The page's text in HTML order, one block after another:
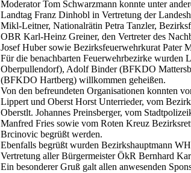
Moderator Tom Schwarzmann konnte unter
Landtag Franz Dinhobl in Vertretung der
Mikl-Leitner, Nationalrätin Petra Tanzler,
OBR Karl-Heinz Greiner, den Vertreter des
Josef Huber sowie Bezirksfeuerwehrkurat Pater
Für die benachbarten Feuerwehrbezirke
Oberpullendorf), Adolf Binder (BFKDO
(BFKDO Hartberg) willkommen geheißen.
Von den befreundeten Organisationen konnten
Lippert und Oberst Horst Unterrieder, vom
Oberstlt. Johannes Preinsberger, vom
Manfred Fries sowie vom Roten Kreuz
Brcinovic begrüßt werden.
Ebenfalls begrüßt wurden Bezirkshauptmann
Vertretung aller Bürgermeister ÖkR Bernhard
Ein besonderer Gruß galt allen anwesenden